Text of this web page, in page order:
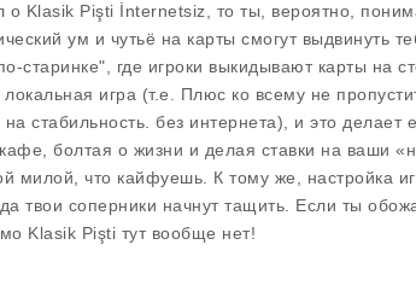
о Klasik Pişti İnternetsiz , то ты, вероятно,
ум и чутьё на карты смогут выдвинуть
старинке", где игроки выкидывают карты на
игра (т.е. Плюс ко всему не
на стабильность. без интернета), и это делает
болтая о жизни и делая ставки на ваши
милой, что кайфуешь. К тому же, настройка
твои соперники начнут тащить. Если ты
Klasik Pişti тут вообще нет!